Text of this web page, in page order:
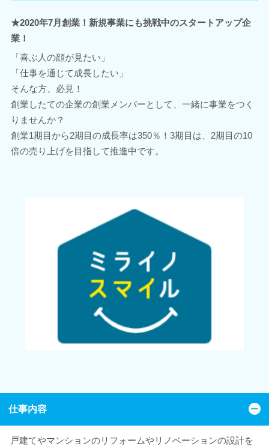
★2020年7月創業！新規事業にも挑戦中のスタートアップ企
業！
「喜ぶ人の顔が見たい」
「仕事を通じて成長したい」
そんな方、必見！
創業したての企業の創業メンバーとして、一緒に事業をつく
りませんか？
創業1期目から2期目の成長率は350％！3期目は、2期目の10
倍の売り上げを目指して推進中です。
仕事内容
戸建てやマンションのリフォームやリノベーションの設計を